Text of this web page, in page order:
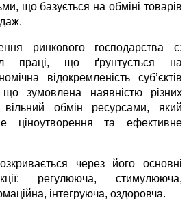
що базується на обміні товарів
ринкового господарства є:
праці, що ґрунтується на
відокремленість суб’єктів
зумовлена наявністю різних
обмін ресурсами, який
ціноутворення та ефективне
через його основні
регулююча, стимулююча,
інтегруюча, оздоровча.